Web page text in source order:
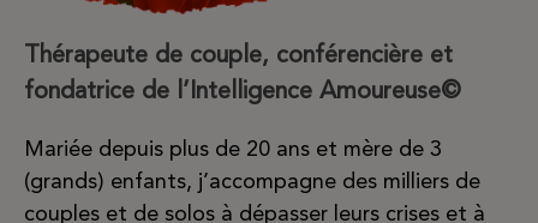
Thérapeute de couple, conférencière et
fondatrice de l’Intelligence Amoureuse©
Mariée depuis plus de 20 ans et mère de 3
(grands) enfants, j’accompagne des milliers de
couples et de solos à dépasser leurs crises et à